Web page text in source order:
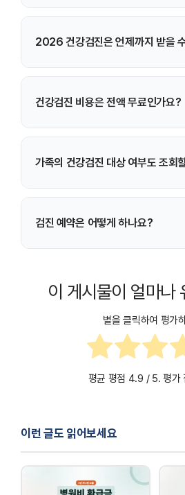
있어 미수검 시 과태료 등 불이익이 발
2026 건강검진은 언제까지 받을
예약이 몰릴 수 있으므로 조기 예약이
건강검진 비용은 전액 무료인가요?
검사나 선택 검진은 본인 부담이 발생
가족의 건강검진 대상 여부도 조회
함께 확인할 수 있습니다.
검진 예약은 어떻게 하나요?
확인한 뒤 직접 병원에 예약하면 됩니
이 게시물이 얼마나
별을 클릭하여 평가
평균 평점 4.9 / 5. 평가
이런 글도 읽어보세요